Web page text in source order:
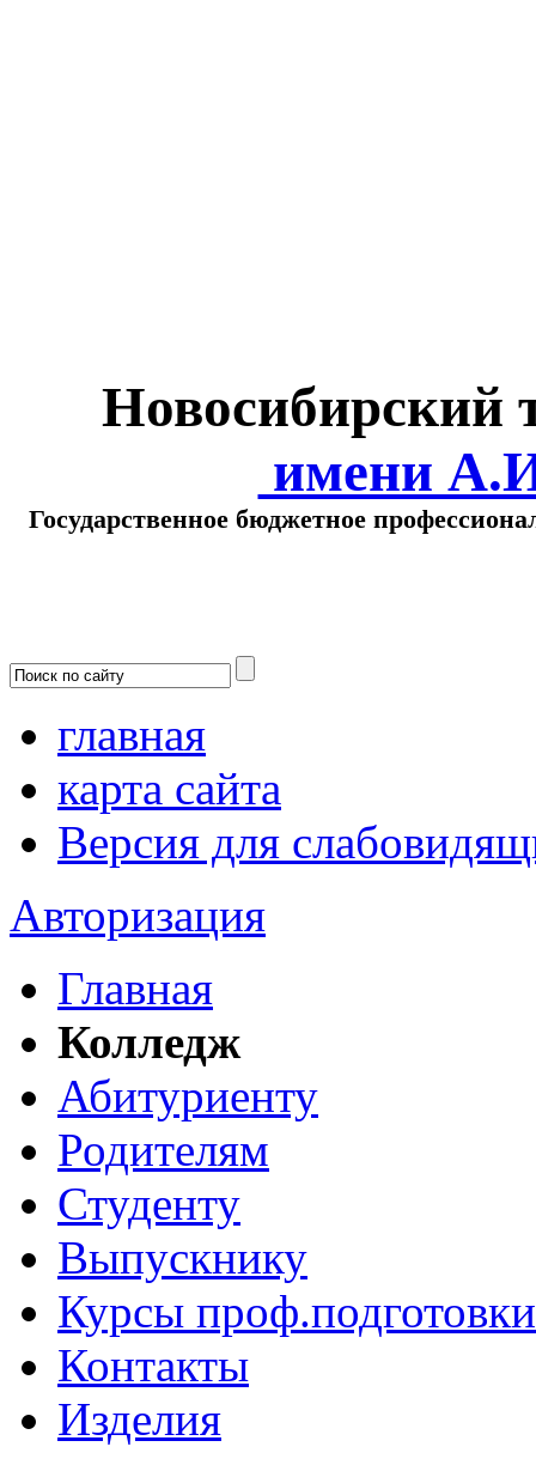
Новосибирский
имени
Государственное бюджетное
главная
карта сайта
Версия для
Авторизация
Главная
Колледж
Абитуриенту
Родителям
Студенту
Выпускнику
Курсы проф.подготовки
Контакты
Изделия